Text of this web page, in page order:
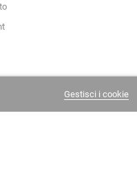
Gestisci i cookie